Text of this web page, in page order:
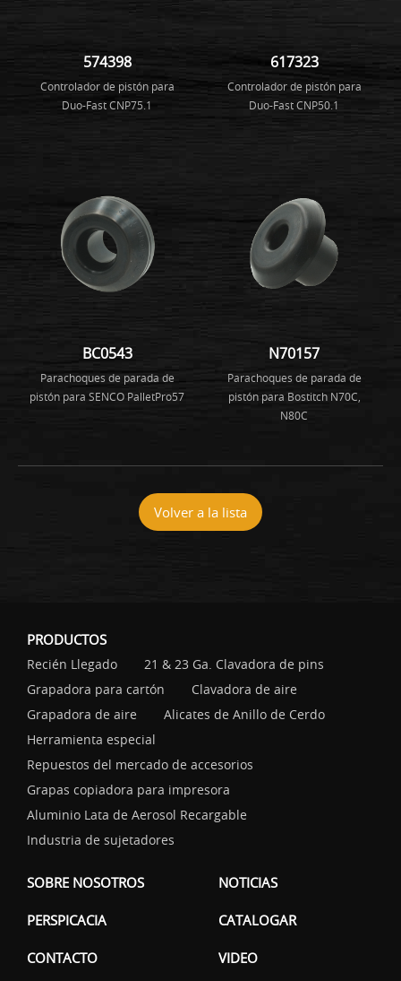
574398
Controlador de pistón para
Duo-Fast CNP75.1
617323
Controlador de pistón para
Duo-Fast CNP50.1
BC0543
Parachoques de parada de
pistón para SENCO PalletPro57
N70157
Parachoques de parada de
pistón para Bostitch N70C,
N80C
Volver a la lista
PRODUCTOS
Recién Llegado
21 & 23 Ga. Clavadora de pins
Grapadora para cartón
Clavadora de aire
Grapadora de aire
Alicates de Anillo de Cerdo
Herramienta especial
Repuestos del mercado de accesorios
Grapas copiadora para impresora
Aluminio Lata de Aerosol Recargable
Industria de sujetadores
SOBRE NOSOTROS NOTICIAS
PERSPICACIA CATALOGAR
CONTACTO VIDEO